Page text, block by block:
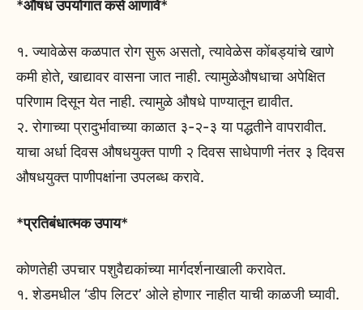
*औषध उपयोगात कसे आणावे*
१. ज्यावेळेस कळपात रोग सुरू असतो, त्यावेळेस कोंबड्यांचे खाणे
कमी होते, खाद्यावर वासना जात नाही. त्यामुळेऔषधाचा अपेक्षित
परिणाम दिसून येत नाही. त्यामुळे औषधे पाण्यातून द्यावीत.
२. रोगाच्या प्रादुर्भावाच्या काळात ३-२-३ या पद्धतीने वापरावीत.
याचा अर्धा दिवस औषधयुक्त पाणी २ दिवस साधेपाणी नंतर ३ दिवस
औषधयुक्त पाणीपक्षांना उपलब्ध करावे.
*प्रतिबंधात्मक उपाय*
कोणतेही उपचार पशुवैद्यकांच्या मार्गदर्शनाखाली करावेत.
१. शेडमधील ‘डीप लिटर’ ओले होणार नाहीत याची काळजी घ्यावी.